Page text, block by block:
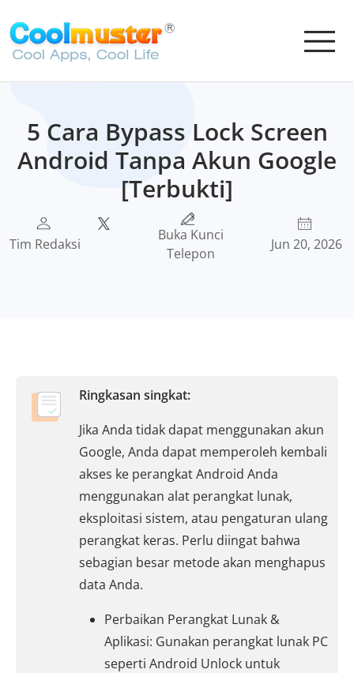
5 Cara Bypass Lock Screen
Android Tanpa Akun Google
[Terbukti]
Tim Redaksi
Buka Kunci
Telepon
Jun 20, 2026
Ringkasan singkat:
Jika Anda tidak dapat menggunakan akun
Google, Anda dapat memperoleh kembali
akses ke perangkat Android Anda
menggunakan alat perangkat lunak,
eksploitasi sistem, atau pengaturan ulang
perangkat keras. Perlu diingat bahwa
sebagian besar metode akan menghapus
data Anda.
Perbaikan Perangkat Lunak &
Aplikasi: Gunakan perangkat lunak PC
seperti Android Unlock untuk